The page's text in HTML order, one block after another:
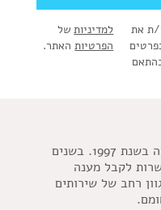
ת את
למדיניות
הפרטיות
של
האתר.
שׂלו, היא חברה ותיקה וחדשנית הוקמה בשנת 1997. בשנים
לקבל מענה
רחב של שירותים